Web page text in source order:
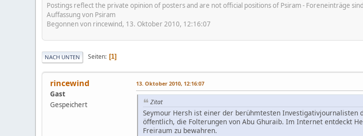
Postings reflect the private opinion of posters and are not official positions of Psiram - Foreneinträge
Auffassung von Psiram
Begonnen von rincewind, 13. Oktober 2010, 12:16:07
NACH UNTEN Seiten 1
rincewind
Gast
Gespeichert
13. Oktober 2010, 12:16:07
Zitat
Seymour Hersh ist einer der berühmtesten Investigativjournalisten
öffentlich, die Folterungen von Abu Ghuraib. Im Internet entdeckt
Freiraum zu bewahren.